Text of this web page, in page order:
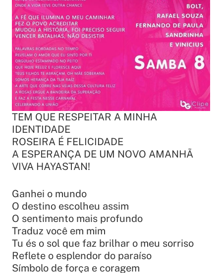
TEM QUE RESPEITAR A MINHA
IDENTIDADE
ROSEIRA É FELICIDADE
A ESPERANÇA DE UM NOVO AMANHÃ
VIVA HAYASTAN!
Ganhei o mundo
O destino escolheu assim
O sentimento mais profundo
Traduz você em mim
Tu és o sol que faz brilhar o meu sorriso
Reflete o esplendor do paraíso
Símbolo de força e coragem